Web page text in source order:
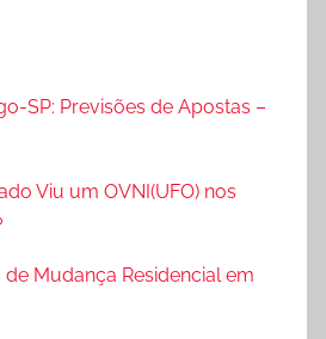
SP: Previsões de Apostas –
Viu um OVNI(UFO) nos
Mudança Residencial em